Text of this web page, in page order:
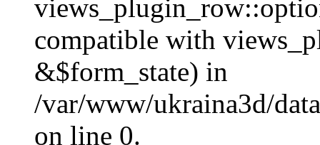
compatible with
&$form_state) in
/var/www/ukraina3d/
on line 0.